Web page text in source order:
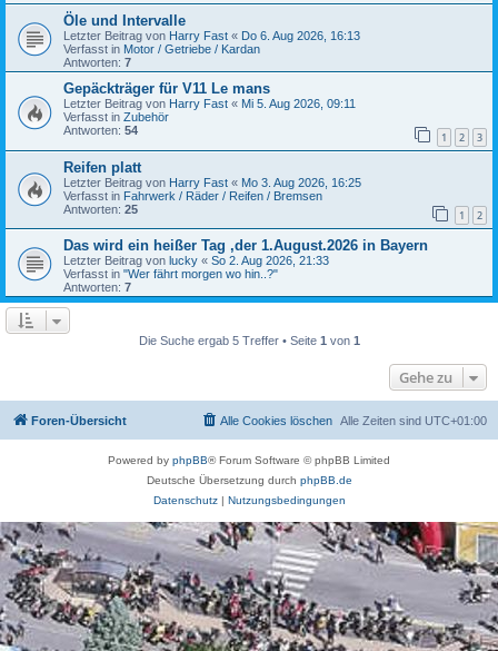
Öle und Intervalle
Letzter Beitrag von Harry Fast « Do 6. Aug 2026, 16:13
Verfasst in Motor / Getriebe / Kardan
Antworten: 7
Gepäckträger für V11 Le mans
Letzter Beitrag von Harry Fast « Mi 5. Aug 2026, 09:11
Verfasst in Zubehör
Antworten: 54 1 2 3
Reifen platt
Letzter Beitrag von Harry Fast « Mo 3. Aug 2026, 16:25
Verfasst in Fahrwerk / Räder / Reifen / Bremsen
Antworten: 25 1 2
Das wird ein heißer Tag ,der 1.August.2026 in Bayern
Letzter Beitrag von lucky « So 2. Aug 2026, 21:33
Verfasst in "Wer fährt morgen wo hin..?"
Antworten: 7
Die Suche ergab 5 Treffer • Seite 1von 1
Gehe zu
Foren-Übersicht Alle Zeiten sind UTC+01:00
Alle Cookies löschen
Powered by phpBB® Forum Software © phpBB Limited
Deutsche Übersetzung durch phpBB.de
Datenschutz| Nutzungsbedingungen